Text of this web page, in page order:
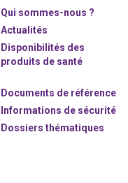
Qui sommes-nous ?
Actualités
Disponibilités des
produits de santé
Documents de référence
Informations de sécurité
Dossiers thématiques